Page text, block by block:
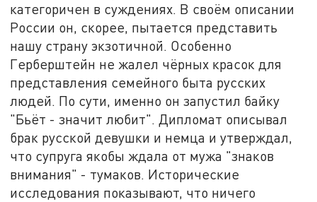
категоричен в суждениях. В своём описании
России он, скорее, пытается представить
нашу страну экзотичной. Особенно
Герберштейн не жалел чёрных красок для
представления семейного быта русских
людей. По сути, именно он запустил байку
"Бьёт - значит любит". Дипломат описывал
брак русской девушки и немца и утверждал,
что супруга якобы ждала от мужа "знаков
внимания" - тумаков. Исторические
исследования показывают, что ничего